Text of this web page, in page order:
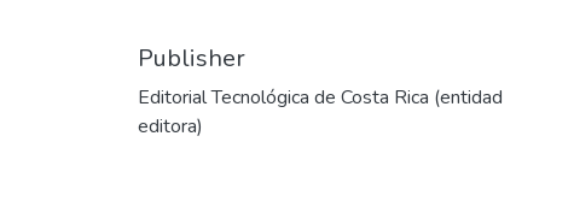
Publisher
Editorial Tecnológica de Costa Rica (entidad
editora)